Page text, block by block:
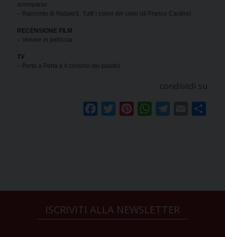
scomparso
– Racconto di Natale/1: Tutti i colori del cielo (di Franco Cardini)
RECENSIONE FILM
– Venere in pelliccia
TV
– Porta a Porta e il cinismo dei plastici
condividi su
FacebookTwitterPinterestWhatsAppTelegram
Email
ISCRIVITI ALLA NEWSLETTER